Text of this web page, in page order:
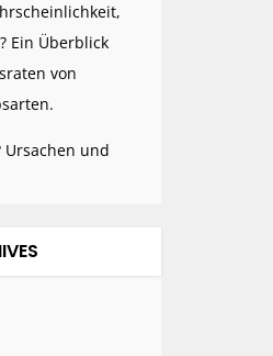
Ein Überblick
von
Ursachen und